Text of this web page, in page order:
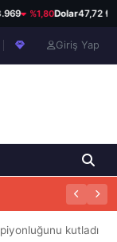
%1,80Dolar47,72 ₺
Giriş Yap
kutladı